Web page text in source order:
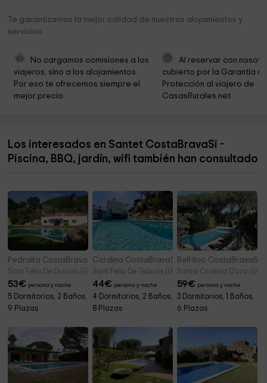
Capella del Carme
Parc del Convent dels Agustins
Iglesia vieja de Mas Vidal
Iglesia de Sant Pol 6,5 km
Ayuntamiento Castell Platja D Aro 6,6 km
Te garantizamos la mejor calidad de nuestros alojamientos y
servicios
No cargamos comisiones a los
viajeros, sino a los alojamientos.
Por eso te ofrecemos siempre el
mejor precio.
Al reservar con
cubierto por la Garantía
Protección al viajero de
CasasRurales.net
Los interesados en Santet CostaBravaSi -
Piscina, BBQ, jardín, wifi también han consultado
Pedralta CostaBravaSi - Piscina, jardín, BBQ, wifi
Sant Feliu De Guixols (Girona)
53€ persona y noche
5 Dormitorios, 2 Baños,
9 Plazas
Cardina CostaBravaSi - Piscina, A/C, BBQ,
Sant Feliu De Guixols (Girona)
44€ persona y noche
4 Dormitorios, 2 Baños,
8 Plazas
Bell-lloc CostaBravaSi -
Santa Cristina D'aro
59€ persona y noche
3 Dormitorios, 1 Baños,
6 Plazas